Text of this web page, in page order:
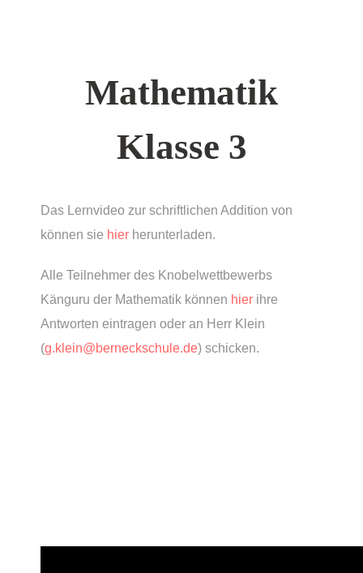
Mathematik
Klasse 3
Das Lernvideo zur schriftlichen Addition von
können sie hier herunterladen.
Alle Teilnehmer des Knobelwettbewerbs
Känguru der Mathematik können hier ihre
Antworten eintragen oder an Herr Klein
(g.klein@berneckschule.de) schicken.